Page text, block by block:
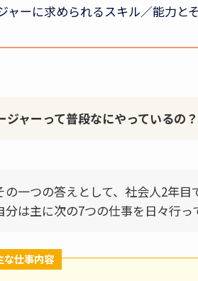
ャーに求められるスキル／能力と
ジャーって普段なにやっているの？
の一つの答えとして、社会人2年
分は主に次の7つの仕事を日々行っ
な仕事内容